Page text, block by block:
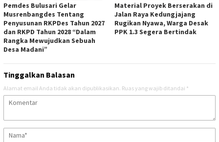
Pemdes Bulusari Gelar
Musrenbangdes Tentang
Penyusunan RKPDes Tahun 2027
dan RKPD Tahun 2028 “Dalam
Rangka Mewujudkan Sebuah
Desa Madani”
Material Proyek Berserakan di
Jalan Raya Kedungjajang
Rugikan Nyawa, Warga Desak
PPK 1.3 Segera Bertindak
Tinggalkan Balasan
Alamat email Anda tidak akan dipublikasikan. Ruas yang wajib ditandai *